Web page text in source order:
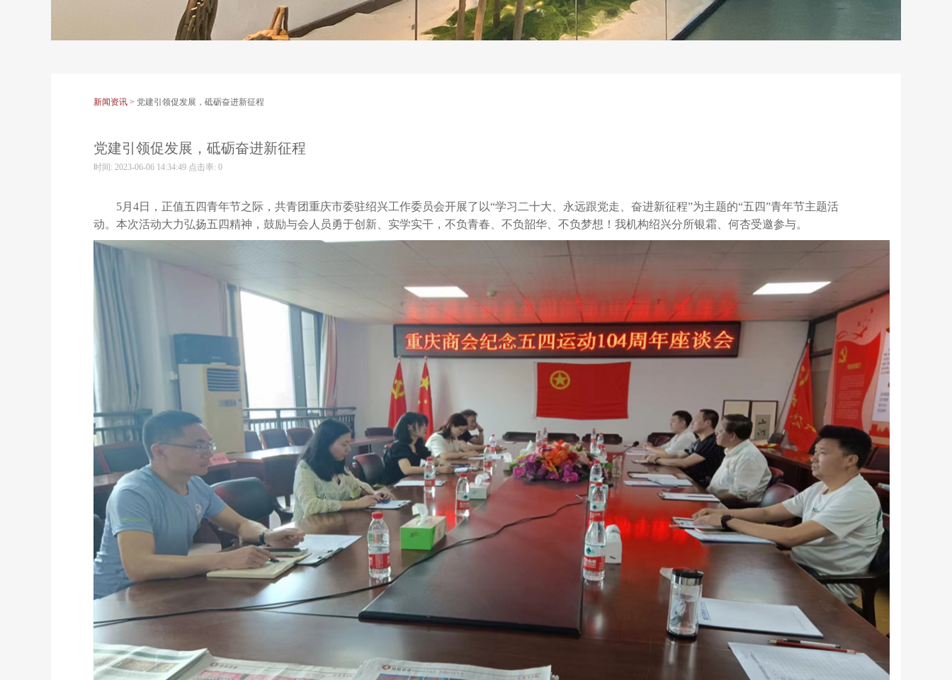
新闻资讯 > 党建引领促发展，砥砺奋进新征程
党建引领促发展，砥砺奋进新征程
时间: 2023-06-06 14:34:49 点击率: 0
5月4日，正值五四青年节之际 ，共青团重庆市委驻绍兴工作委员会开展了以“学习二十大、永远跟党走、奋进新征程”为主题的“五四”青年节主题活
动。 本次活动大力弘扬五四精神， 鼓励与会人员 勇于创新、实学实干， 不负青春 不负韶华、不负梦想 ！ 我机构绍兴分所银霜、何杏受邀参与。